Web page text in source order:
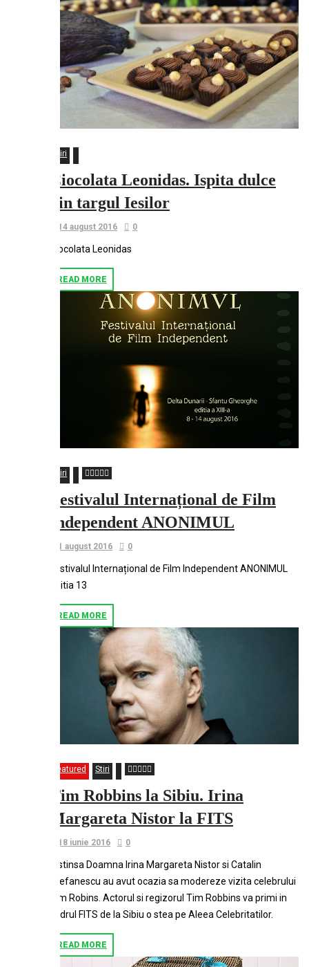
Stiri
Ciocolata Leonidas. Ispita dulce
din targul Iesilor
14 august 2016 0
Ciocolata Leonidas
READ MORE
Stiri
Festivalul Internațional de Film
Independent ANONIMUL
1 august 2016 0
Festivalul Internațional de Film Independent ANONIMUL
editia 13
READ MORE
Featured Stiri
Tim Robbins la Sibiu. Irina
Margareta Nistor la FITS
18 iunie 2016 0
Distinsa Doamna Irina Margareta Nistor si Catalin
Stefanescu au avut ocazia sa modereze vizita celebrului
Tim Robins. Actorul si regizorul Tim Robbins va primi in
cadrul FITS de la Sibiu o stea pe Aleea Celebritatilor.
READ MORE